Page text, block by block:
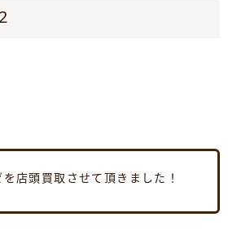
店頭買取させて頂きました！